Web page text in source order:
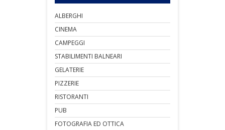
ALBERGHI
CINEMA
CAMPEGGI
STABILIMENTI BALNEARI
GELATERIE
PIZZERIE
RISTORANTI
PUB
FOTOGRAFIA ED OTTICA